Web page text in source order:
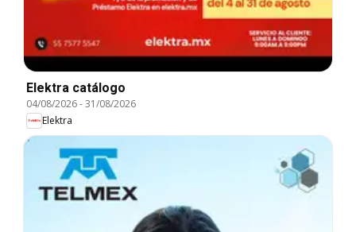
Elektra catálogo
04/08/2026-31/08/2026
Elektra